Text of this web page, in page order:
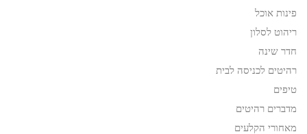
פינות אוכל
ריהוט לסלון
חדר שינה
רהיטים לכניסה לבית
טיפים
מדברים רהיטים
מאחורי הקלעים